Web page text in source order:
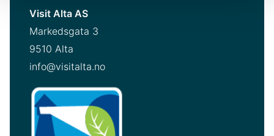
Visit Alta AS
Markedsgata 3
9510 Alta
info@visitalta.no